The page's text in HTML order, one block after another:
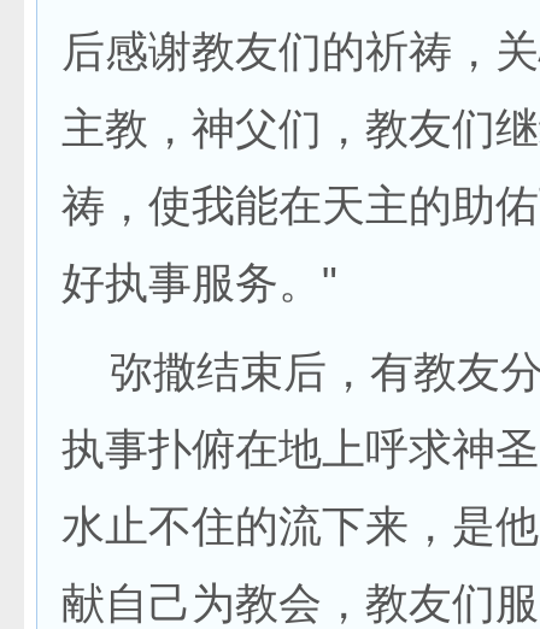
后感谢教友们的祈祷，
主教，神父们，教友们
祷，使我能在天主的助
好执事服务。"
弥撒结束后，有教友
执事扑俯在地上呼求神
水止不住的流下来，是
献自己为教会，教友们